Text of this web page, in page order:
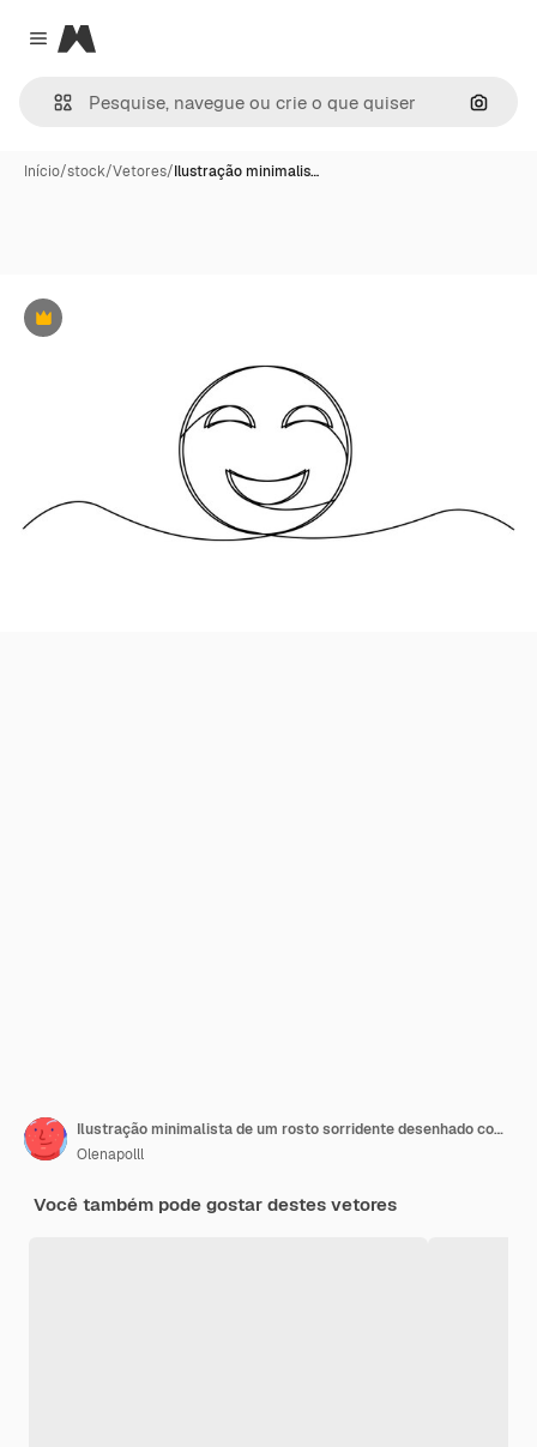
Close menu
Magnific
Início/stock/Vetores/Ilustração minimalis…
Premium
Ilustração minimalista de um rosto sorridente desenhado com uma única linha com um simples
Olenapolll
Você também pode gostar destes vetores